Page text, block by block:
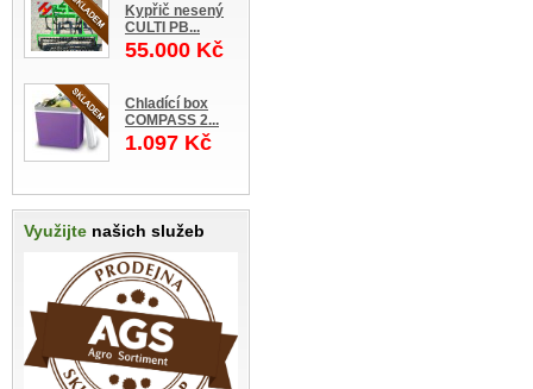
Kypřič nesený
CULTI PB...
55.000 Kč
Chladící box
COMPASS 2...
1.097 Kč
Využijte našich služeb